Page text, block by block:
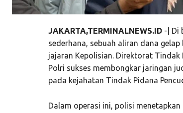
JAKARTA,TERMINALNEWS.ID-| Di
sederhana, sebuah aliran dana
jajaran Kepolisian. Direktorat
Polri sukses membongkar jaringan
pada kejahatan Tindak Pidana
Dalam operasi ini, polisi